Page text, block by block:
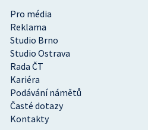
Pro média
Reklama
Studio Brno
Studio Ostrava
Rada ČT
Kariéra
Podávání námětů
Časté dotazy
Kontakty